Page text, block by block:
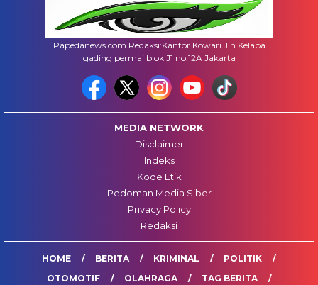
Papedanews.com Redaksi:Kantor Kowari Jln.Kelapa
gading permai blok J1 no.12A Jakarta
MEDIA NETWORK
Disclaimer
Indeks
Kode Etik
Pedoman Media Siber
Privacy Policy
Redaksi
HOME BERITA KRIMINAL
POLITIK
OTOMOTIF
OLAHRAGA
TAG BERITA